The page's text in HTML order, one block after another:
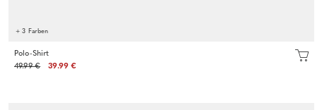
+ 3 Farben
Polo-Shirt
49.99 €
39.99 €